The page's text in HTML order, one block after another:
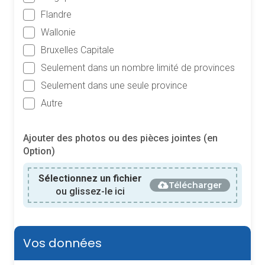
Flandre
Wallonie
Bruxelles Capitale
Seulement dans un nombre limité de provinces
Seulement dans une seule province
Autre
Ajouter des photos ou des pièces jointes (en
Option)
Sélectionnez un fichier
ou glissez-le ici
Télécharger
Vos données